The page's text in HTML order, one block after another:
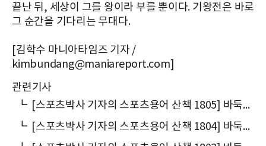
끝난 뒤, 세상이 그를 왕이라 부를 뿐이다. 기왕전은 바로
그 순간을 기다리는 무대다.
[김학수 마니아타임즈 기자 /
kimbundang@maniareport.com]
관련기사
┗
[스포츠박사 기자의 스포츠용어 산책 1805] 바둑에서 왜 '국수(國手)'라고 말할까
┗
[스포츠박사 기자의 스포츠용어 산책 1804] 바둑에서 왜 ‘포석(布石)’이라 말할까